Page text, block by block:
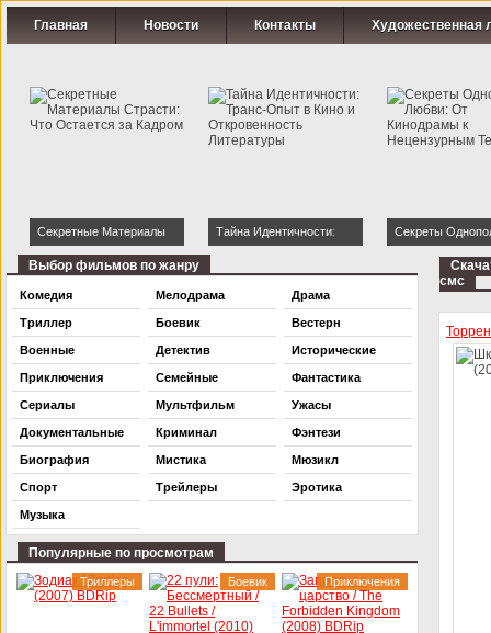
Главная Новости Контакты Художественная
Секретные Материалы
Страсти: Что Остается за
Тайна Идентичности:
Литературы
Секреты
Любви: От
Нецензурным
смс
Выбор фильмов по жанру
Комедия
Триллер
Военные
Приключения
Сериалы
Документальные
Биография
Спорт
Музыка
Мелодрама
Боевик
Детектив
Семейные
Мультфильм
Криминал
Мистика
Трейлеры
Драма
Вестерн
Исторические
Фантастика
Ужасы
Фэнтези
Мюзикл
Эротика
Популярные по просмотрам
Триллеры Боевик Приключения